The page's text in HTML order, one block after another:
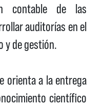
contable de las
auditorías en el
y de gestión.
orienta a la entrega
científico